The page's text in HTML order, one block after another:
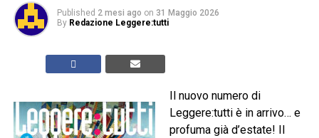
Published 2 mesi ago on 31 Maggio 2026
By Redazione Leggere:tutti
Il nuovo numero di
Leggere:tutti è in arrivo… e
profuma già d’estate! Il